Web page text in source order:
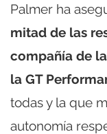
Palmer ha
mitad de las
compañía de
la GT
todas y la que
autonomía